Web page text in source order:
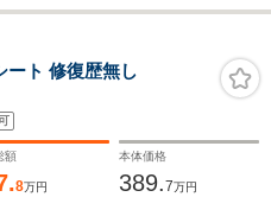
ト 修復歴無し
額
8万円
本体価格
389.7万円